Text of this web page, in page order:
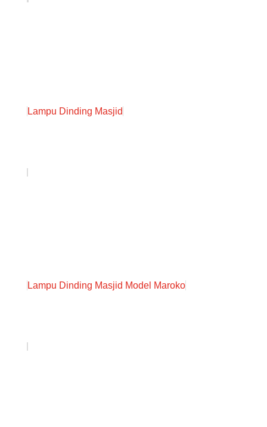
Lampu Dinding Masjid
Lampu Dinding Masjid Model Maroko